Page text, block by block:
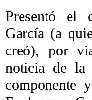
Presentó el
García (a
creó), por
noticia de la
componente